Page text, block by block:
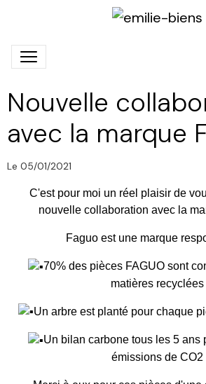
Nouvelle
avec la marque
Le 05/01/2021
C'est pour moi un réel plaisir de
nouvelle collaboration avec la
Faguo est une marque
70% des pièces FAGUO sont
matières recyclées
Un arbre est planté pour chaque
Un bilan carbone tous les 5 ans
émissions de CO2